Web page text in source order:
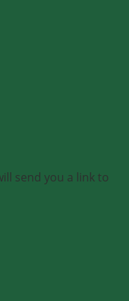
send you a link to